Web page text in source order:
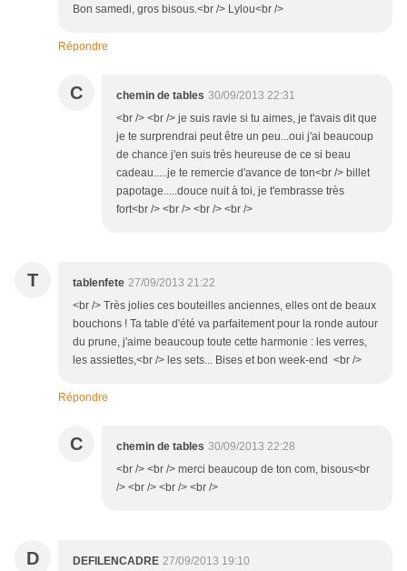
Bon samedi, gros bisous.<br /> Lylou<br />
Répondre
C chemin de tables 30/09/2013 22:31
<br /> <br /> je suis ravie si tu aimes, je t'avais dit que
je te surprendrai peut être un peu...oui j'ai beaucoup
de chance j'en suis très heureuse de ce si beau
cadeau.....je te remercie d'avance de ton<br /> billet
papotage.....douce nuit à toi, je t'embrasse très
fort<br /> <br /> <br /> <br />
T tablenfete 27/09/2013 21:22
<br /> Très jolies ces bouteilles anciennes, elles ont de beaux
bouchons ! Ta table d'été va parfaitement pour la ronde autour
du prune, j'aime beaucoup toute cette harmonie : les verres,
les assiettes,<br /> les sets... Bises et bon week-end <br />
Répondre
C chemin de tables 30/09/2013 22:28
<br /> <br /> merci beaucoup de ton com, bisous<br
/> <br /> <br /> <br />
D DEFILENCADRE 27/09/2013 19:10